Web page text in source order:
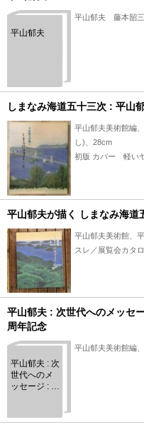
平山郁夫
平山郁夫 藤本韶三
しまなみ海道五十三次 : 平山
平山郁夫美術館編
し)、28cm
初版 カバー 軽い
平山郁夫が描く しまなみ海道
平山郁夫美術館、
スレ／展覧会カタ
平山郁夫 : 次世代へのメッセ
周年記念
平山郁夫 : 次
世代へのメ
ッセージ : 大
100周年記念
平山郁夫美術館編